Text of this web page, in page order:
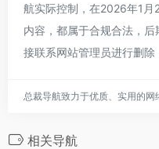
航实际控制，在2026年1
内容，都属于合规合法，
接联系网站管理员进行删除
总裁导航致力于优质、实用的网
相关导航